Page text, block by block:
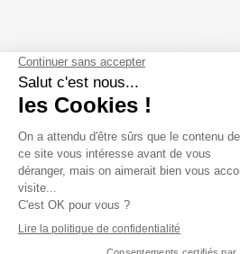
PRODUITS DE LA MÊME CATÉGORIE